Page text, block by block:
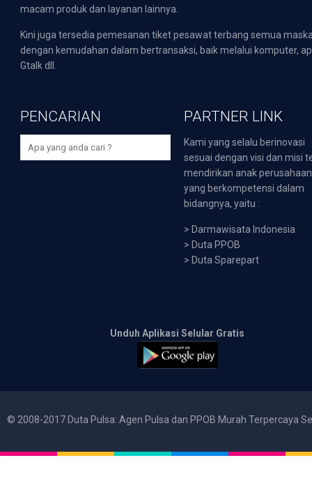
macam produk dan layanan lainnya.
Kini juga tersedia pemesanan tiket pesawat terbang semua
dengan kemudahan dalam bertransaksi, baik melalui komputer,
Gtalk dll.
PENCARIAN PARTNER LINK
Kami yang selalu berinovasi
sesuai dengan visi dan misi
mendirikan anak perusahaan
yang berkompetensi dalam
bidangnya, yaitu :
> Darmawisata Indonesia
> Duta PPOB
> Duta Sparepart
Unduh Aplikasi Selular Gratis
© 2008-2017 Duta Pulsa: Agen Pulsa dan PPOB Murah Terpercaya